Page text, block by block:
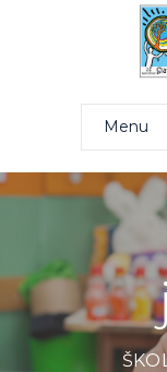
Menu
Kdo
Projekty
Rodiče
Žáci
Učitelé